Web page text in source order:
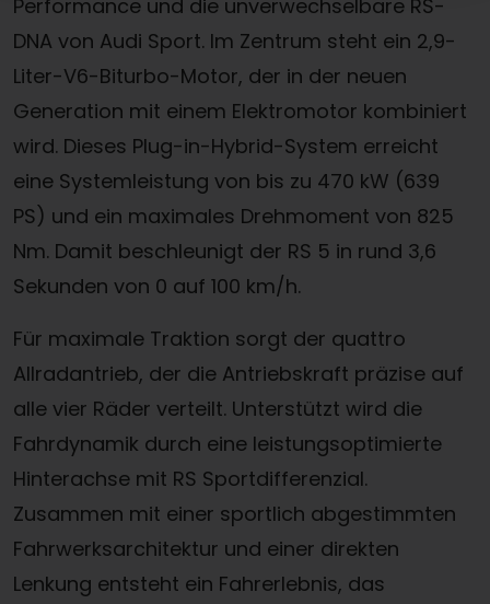
Performance und die unverwechselbare RS-
DNA von Audi Sport. Im Zentrum steht ein 2,9-
Liter-V6-Biturbo-Motor, der in der neuen
Generation mit einem Elektromotor kombiniert
wird. Dieses Plug-in-Hybrid-System erreicht
eine Systemleistung von bis zu 470 kW (639
PS) und ein maximales Drehmoment von 825
Nm. Damit beschleunigt der RS 5 in rund 3,6
Sekunden von 0 auf 100 km/h.
Für maximale Traktion sorgt der quattro
Allradantrieb, der die Antriebskraft präzise auf
alle vier Räder verteilt. Unterstützt wird die
Fahrdynamik durch eine leistungsoptimierte
Hinterachse mit RS Sportdifferenzial.
Zusammen mit einer sportlich abgestimmten
Fahrwerksarchitektur und einer direkten
Lenkung entsteht ein Fahrerlebnis, das